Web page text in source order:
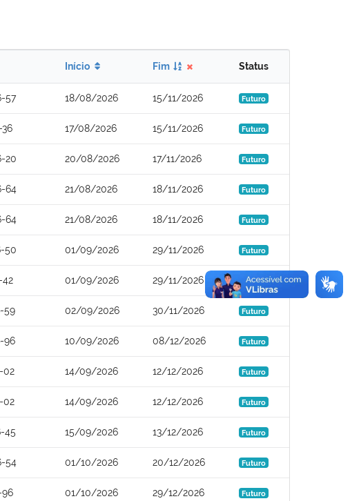
Início Fim Status
57 18/08/2026 15/11/2026 Futuro
17/08/2026 15/11/2026 Futuro
20 20/08/2026 17/11/2026 Futuro
64 21/08/2026 18/11/2026 Futuro
64 21/08/2026 18/11/2026 Futuro
50 01/09/2026 29/11/2026 Futuro
42 01/09/2026 29/11/2026 Futuro
59 02/09/2026 30/11/2026 Futuro
96 10/09/2026 08/12/2026 Futuro
02 14/09/2026 12/12/2026 Futuro
02 14/09/2026 12/12/2026 Futuro
45 15/09/2026 13/12/2026 Futuro
54 01/10/2026 20/12/2026 Futuro
96 01/10/2026 29/12/2026 Futuro